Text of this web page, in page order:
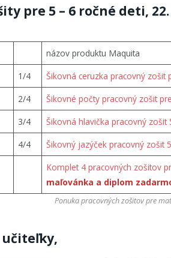
pre 5 – 6 ročné deti,
názov produktu Maquita
1/4 Šikovná ceruzka pracovný zošit
2/4 Šikovné počty pracovný zošit
3/4 Šikovná hlavička pracovný zošit
4/4 Šikovný jazýček pracovný zošit
Komplet 4 pracovných zošitov
maľovánka a diplom
Ponuka pracovných zošitov pre
učiteľky,